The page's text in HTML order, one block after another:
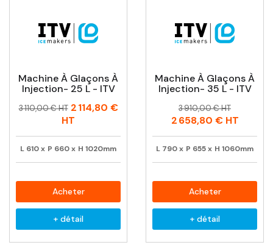
Machine À Glaçons À
Injection- 25 L - ITV
Prix
Prix
3 110,00 € HT 2 114,80 €
HT
L 610x P 660x H 1020mm
Acheter
+ détail
Machine À Glaçons À
Injection- 35 L - ITV
Prix
Prix
habituel
3 910,00 € HT
2 658,80 €HT
L 790x P 655x H 1060mm
Acheter
+ détail